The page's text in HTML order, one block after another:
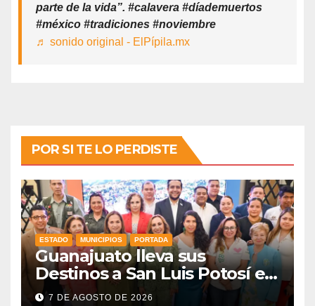
parte de la vida”. #calavera #díademuertos
#méxico #tradiciones #noviembre
♬ sonido original - ElPípila.mx
POR SI TE LO PERDISTE
ESTADO MUNICIPIOS PORTADA
Guanajuato lleva sus
Destinos a San Luis Potosí en
vísperas de la FENAPO
7 DE AGOSTO DE 2026